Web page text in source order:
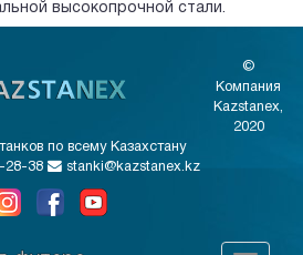
высокопрочной стали.
©
Компания
Kazstanex,
2020
по всему Казахстану
28-38
stanki@kazstanex.kz